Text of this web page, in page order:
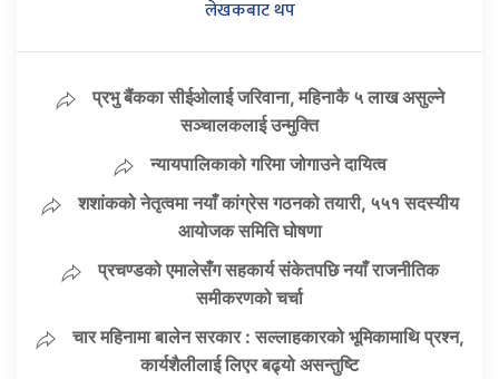
लेखकबाट थप
प्रभु बैंकका सीईओलाई जरिवाना, महिनाकै ५ लाख असुल्ने
सञ्चालकलाई उन्मुक्ति
न्यायपालिकाको गरिमा जोगाउने दायित्व
शशांकको नेतृत्वमा नयाँ कांग्रेस गठनको तयारी, ५५१ सदस्यीय
आयोजक समिति घोषणा
प्रचण्डको एमालेसँग सहकार्य संकेतपछि नयाँ राजनीतिक
समीकरणको चर्चा
चार महिनामा बालेन सरकार : सल्लाहकारको भूमिकामाथि प्रश्न,
कार्यशैलीलाई लिएर बढ्यो असन्तुष्टि